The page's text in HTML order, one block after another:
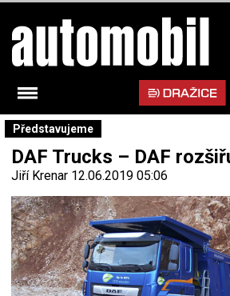
Představujeme
DAF Trucks – DAF
Jiří Krenar 12.06.2019 05:06